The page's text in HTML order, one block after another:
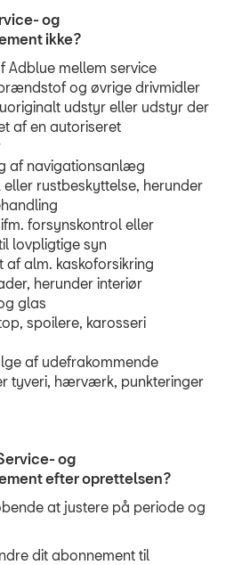
og
ikke?
Adblue mellem service
og øvrige drivmidler
udstyr eller udstyr der
af en autoriseret
af navigationsanlæg
eller rustbeskyttelse, herunder
forsynskontrol eller
lovpligtige syn
alm. kaskoforsikring
herunder interiør
glas
spoilere, karosseri
af udefrakommende
tyveri, hærværk, punkteringer
og
efter oprettelsen?
at justere på periode og
dit abonnement til